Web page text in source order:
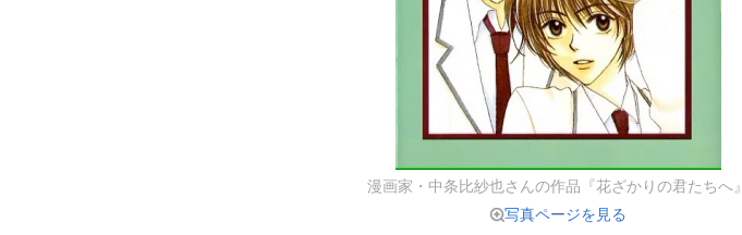
漫画家・中条比紗也さんの作品『花ざかりの君たちへ』
写真ページを見る